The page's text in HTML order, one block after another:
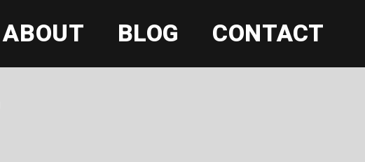
ABOUT BLOG CONTACT